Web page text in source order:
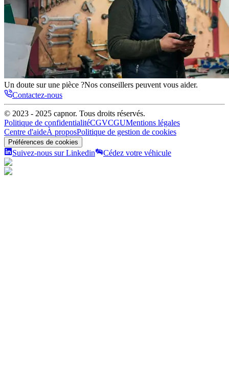
Un doute sur une pièce ?Nos conseillers peuvent vous aider.
Contactez-nous
© 2023 - 2025 capnor. Tous droits réservés.
Politique de confidentialitéCGVCGUMentions légales
Centre d'aideÀ proposPolitique de gestion de cookies
Préférences de cookies
Suivez-nous sur Linkedin Cédez votre véhicule